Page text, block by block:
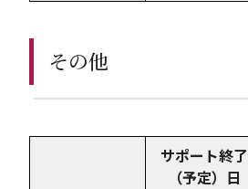
その他
サポート終了
（予定）日